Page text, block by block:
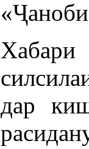
дар